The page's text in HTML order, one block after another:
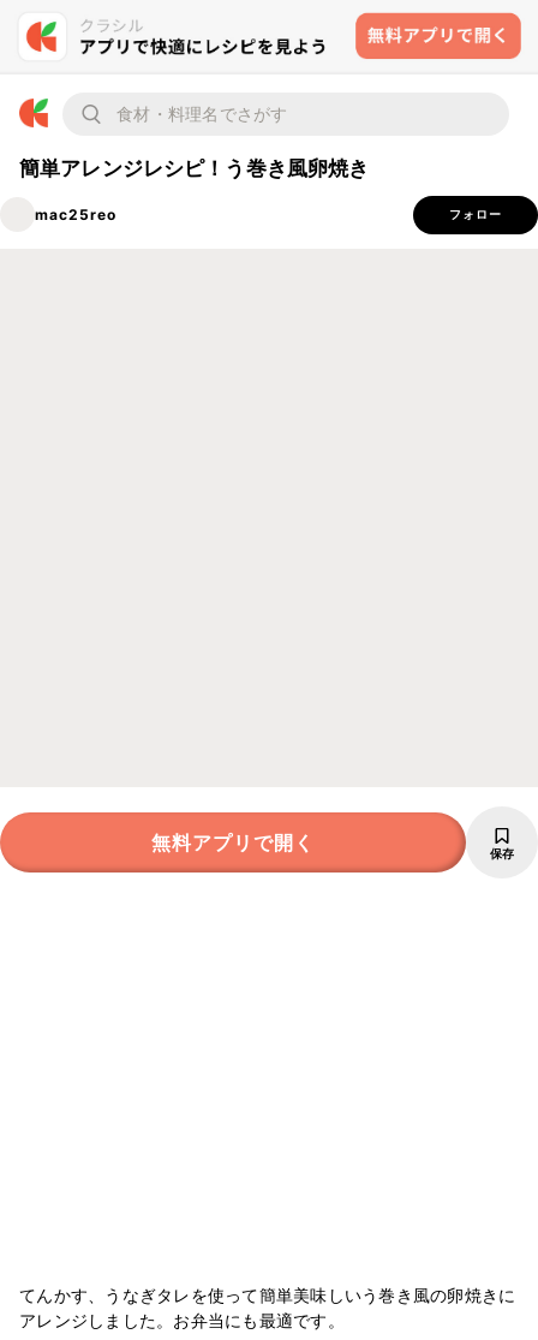
簡単アレンジレシピ！う巻き風卵焼き
mac25reo フォロー
無料アプリで開く 保存
てんかす、うなぎタレを使って簡単美味しいう巻き風の卵焼きに
アレンジしました。お弁当にも最適です。